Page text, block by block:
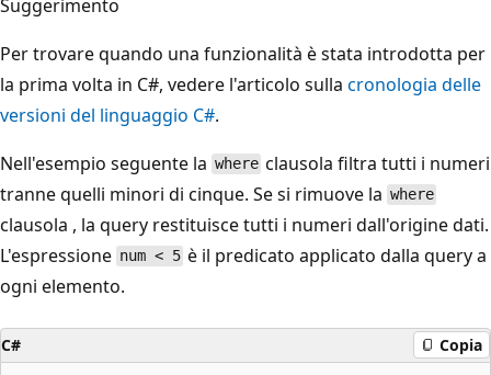
Suggerimento
Per trovare quando una funzionalità è stata introdotta per
la prima volta in C#, vedere l'articolo sulla cronologia delle
versioni del linguaggio C#.
Nell'esempio seguente la where clausola filtra tutti i numeri
tranne quelli minori di cinque. Se si rimuove la where
clausola , la query restituisce tutti i numeri dall'origine dati.
L'espressione num < 5 è il predicato applicato dalla query a
ogni elemento.
C# Copia